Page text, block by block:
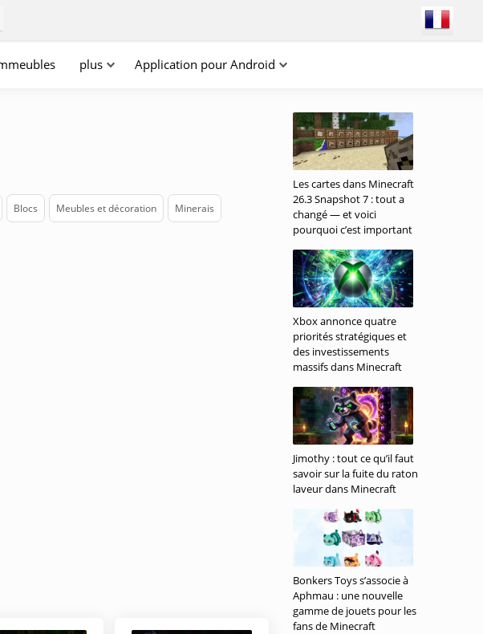
plus Application pour Android
Blocs Meubles et décoration Minerais
Les cartes dans Minecraft
26.3 Snapshot 7 : tout a
changé — et voici
pourquoi c’est important
Xbox annonce quatre
priorités stratégiques et
des investissements
massifs dans Minecraft
Jimothy : tout ce qu’il faut
savoir sur la fuite du raton
laveur dans Minecraft
Bonkers Toys s’associe à
Aphmau : une nouvelle
gamme de jouets pour les
fans de Minecraft